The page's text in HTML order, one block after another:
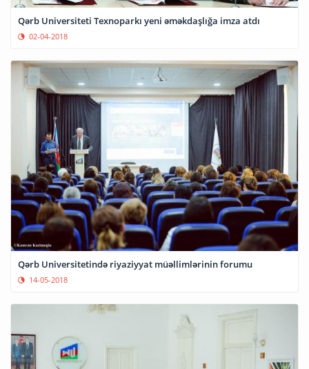
Qərb Universiteti Texnoparkı yeni əməkdaşlığa imza atdı
02-04-2018
Qərb Universitetində riyaziyyat müəllimlərinin forumu
14-05-2018